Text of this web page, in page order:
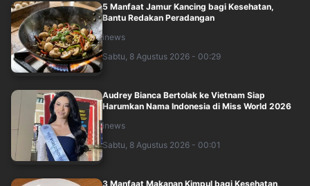
5 Manfaat Jamur Kancing bagi Kesehatan,
Bantu Redakan Peradangan
inews
Sabtu, 8 Agustus 2026 - 00:29
Audrey Bianca Bertolak ke Vietnam Siap
Harumkan Nama Indonesia di Miss World 2026
inews
Sabtu, 8 Agustus 2026 - 00:01
3 Manfaat Makanan Kimpul bagi Kesehatan,